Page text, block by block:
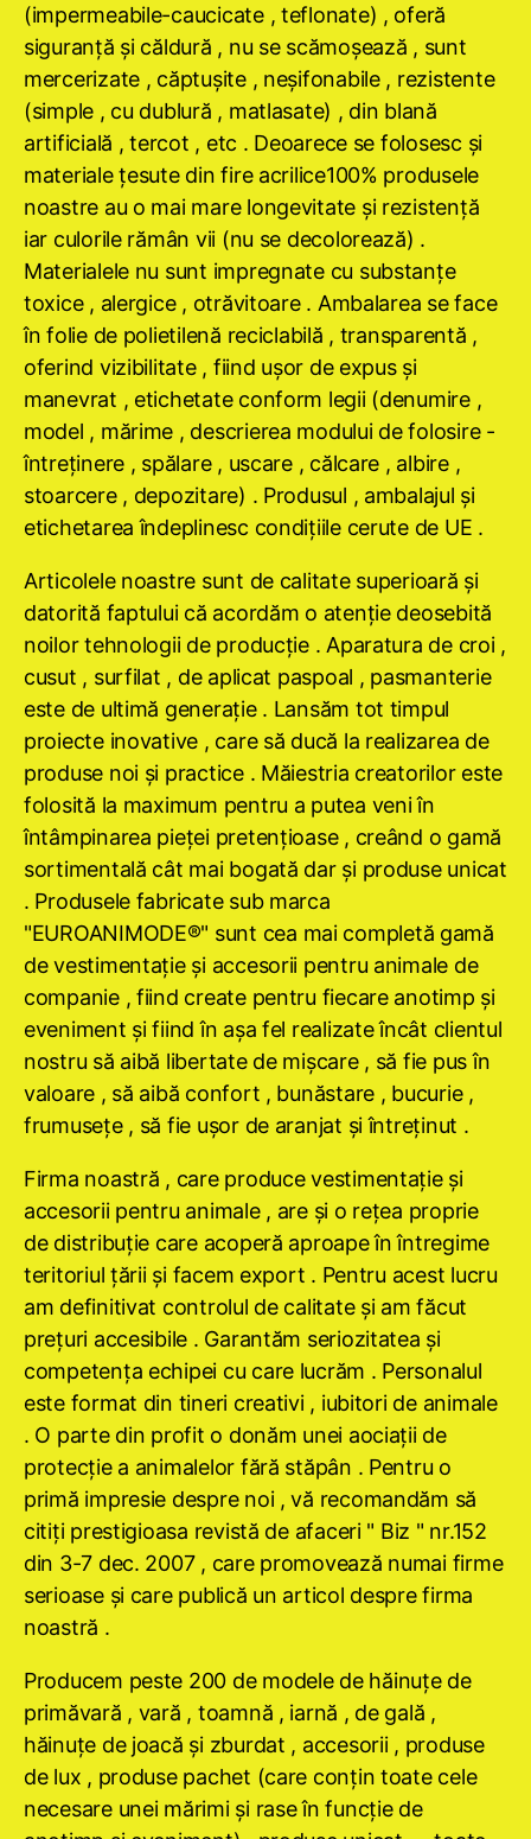
(impermeabile-caucicate , teflonate) , oferă
siguranţă şi căldură , nu se scămoşează , sunt
mercerizate , căptuşite , neşifonabile , rezistente
(simple , cu dublură , matlasate) , din blană
artificială , tercot , etc . Deoarece se folosesc şi
materiale ţesute din fire acrilice100% produsele
noastre au o mai mare longevitate şi rezistenţă
iar culorile rămân vii (nu se decolorează) .
Materialele nu sunt impregnate cu substanţe
toxice , alergice , otrăvitoare . Ambalarea se face
în folie de polietilenă reciclabilă , transparentă ,
oferind vizibilitate , fiind uşor de expus şi
manevrat , etichetate conform legii (denumire ,
model , mărime , descrierea modului de folosire -
întreţinere , spălare , uscare , călcare , albire ,
stoarcere , depozitare) . Produsul , ambalajul şi
etichetarea îndeplinesc condiţiile cerute de UE .
Articolele noastre sunt de calitate superioară şi
datorită faptului că acordăm o atenţie deosebită
noilor tehnologii de producţie . Aparatura de croi ,
cusut , surfilat , de aplicat paspoal , pasmanterie
este de ultimă generaţie . Lansăm tot timpul
proiecte inovative , care să ducă la realizarea de
produse noi şi practice . Măiestria creatorilor este
folosită la maximum pentru a putea veni în
întâmpinarea pieţei pretenţioase , creând o gamă
sortimentală cât mai bogată dar şi produse unicat
. Produsele fabricate sub marca
"EUROANIMODE®" sunt cea mai completă gamă
de vestimentaţie şi accesorii pentru animale de
companie , fiind create pentru fiecare anotimp şi
eveniment şi fiind în aşa fel realizate încât clientul
nostru să aibă libertate de mişcare , să fie pus în
valoare , să aibă confort , bunăstare , bucurie ,
frumuseţe , să fie uşor de aranjat şi întreţinut .
Firma noastră , care produce vestimentaţie şi
accesorii pentru animale , are şi o reţea proprie
de distribuţie care acoperă aproape în întregime
teritoriul ţării şi facem export . Pentru acest lucru
am definitivat controlul de calitate şi am făcut
preţuri accesibile . Garantăm seriozitatea şi
competenţa echipei cu care lucrăm . Personalul
este format din tineri creativi , iubitori de animale
. O parte din profit o donăm unei aociaţii de
protecţie a animalelor fără stăpân . Pentru o
primă impresie despre noi , vă recomandăm să
citiţi prestigioasa revistă de afaceri " Biz " nr.152
din 3-7 dec. 2007 , care promovează numai firme
serioase şi care publică un articol despre firma
noastră .
Producem peste 200 de modele de hăinuţe de
primăvară , vară , toamnă , iarnă , de gală ,
hăinuţe de joacă şi zburdat , accesorii , produse
de lux , produse pachet (care conţin toate cele
necesare unei mărimi şi rase în funcţie de